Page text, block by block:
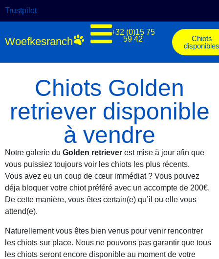
Trustpilot
Woefkesranch
+32 (0)15 75
59 42
Chiots
Chiots Golden
retriever disponible
à vendre
Notre galerie du Golden retriever est mise à jour afin que
vous puissiez toujours voir les chiots les plus récents.
Vous avez eu un coup de cœur immédiat ? Vous pouvez
déja bloquer votre chiot préféré avec un accompte de 200€.
De cette manière, vous êtes certain(e) qu’il ou elle vous
attend(e).
Naturellement vous êtes bien venus pour venir rencontrer
les chiots sur place. Nous ne pouvons pas garantir que tous
les chiots seront encore disponible au moment de votre